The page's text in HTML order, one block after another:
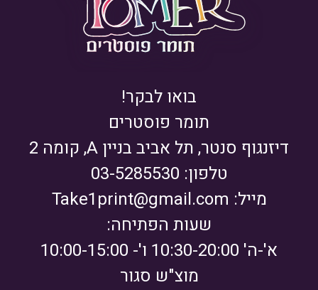
בואו לבקר!
תומר פוסטרים
דיזנגוף סנטר, תל אביב בניין A, קומה 2
טלפון: 03-5285530
מייל: Take1print@gmail.com
שעות הפתיחה:
א'-ה' 10:30-20:00 ו'- 10:00-15:00
מוצ"ש סגור